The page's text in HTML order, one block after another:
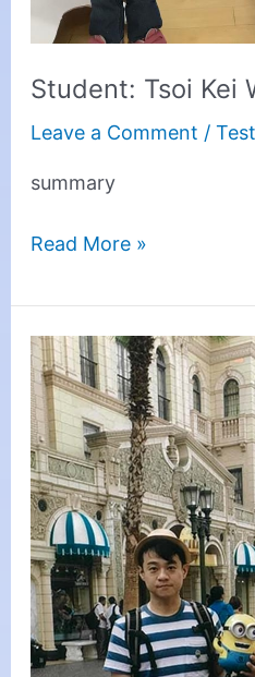
Student: Tsoi Kei
Leave a Comment /
summary
Read More »
Student:
Lui
Sin
Hang